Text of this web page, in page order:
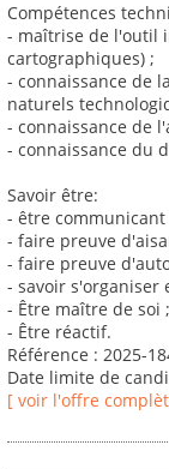
Compétences
- maîtrise de l'outil
cartographiques) ;
- connaissance de
naturels
- connaissance de
- connaissance du
Savoir être:
- être communicant
- faire preuve
- faire preuve
- savoir s'organiser
- Être maître de soi ;
- Être réactif.
Référence : 2025-
Date limite de
[ voir l'offre